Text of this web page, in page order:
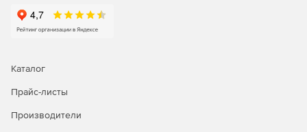
Планирование автоматического копирования –
работа в фоновом режиме (в качестве службы).
отчетов по электронной почте на один и более адрес.
Каталог
Прайс-листы
Производители